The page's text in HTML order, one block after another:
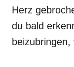
Herz
du bald